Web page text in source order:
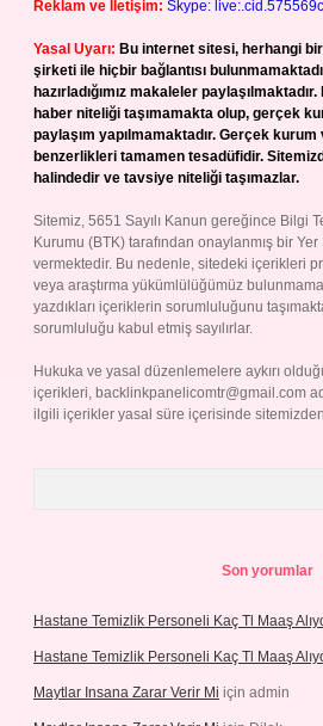
Reklam ve İletişim: Skype:
Yasal Uyarı: Bu internet sitesi, herhangi
şirketi ile hiçbir bağlantısı
hazırladığımız makaleler
haber niteliği taşımamakta olup, gerçek
paylaşım yapılmamaktadır. Gerçek
benzerlikleri tamamen tesadüfidir.
halindedir ve tavsiye niteliği taşımazlar.
Sitemiz, 5651 Sayılı Kanun gereğince Bilgi
Kurumu (BTK) tarafından onaylanmış bir
vermektedir. Bu nedenle, sitedeki içerikleri
veya araştırma yükümlülüğümüz
yazdıkları içeriklerin sorumluluğunu
sorumluluğu kabul etmiş sayılırlar.
Hukuka ve yasal düzenlemelere aykırı
içerikleri, backlinkpanelicomtr@gmail.com
ilgili içerikler yasal süre içerisinde sitemizden
Son yorumlar
Hastane Temizlik Personeli Kaç Tl Maaş
Hastane Temizlik Personeli Kaç Tl Maaş
Maytlar Insana Zarar Verir Mi için admin